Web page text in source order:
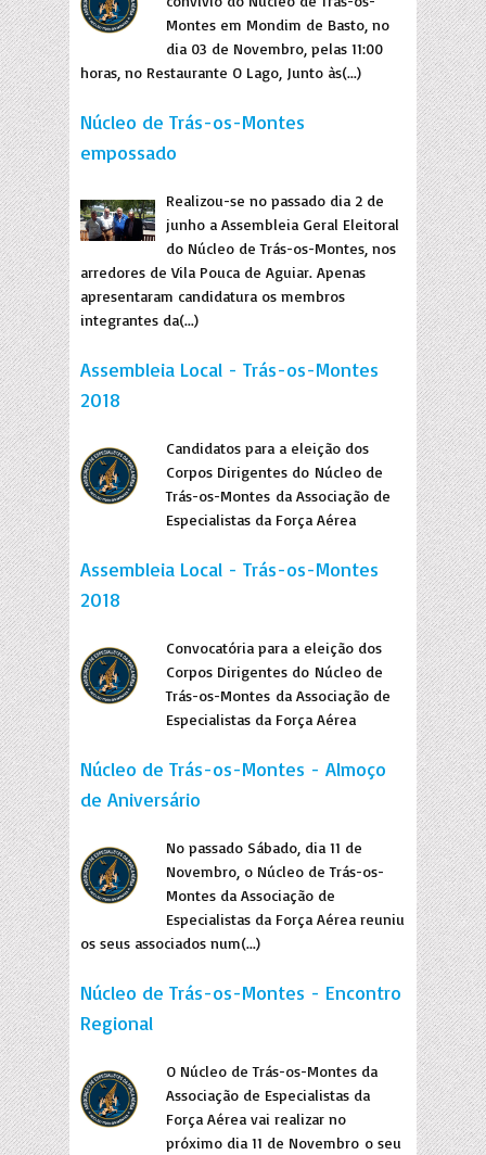
Montes em Mondim de Basto, no
dia 03 de Novembro, pelas 11:00
horas, no Restaurante O Lago, Junto às(...)
Núcleo de Trás-os-Montes
empossado
Realizou-se no passado dia 2 de
junho a Assembleia Geral Eleitoral
do Núcleo de Trás-os-Montes, nos
arredores de Vila Pouca de Aguiar. Apenas
apresentaram candidatura os membros
integrantes da(...)
Assembleia Local - Trás-os-Montes
2018
Candidatos para a eleição dos
Corpos Dirigentes do Núcleo de
Trás-os-Montes da Associação de
Especialistas da Força Aérea
Assembleia Local - Trás-os-Montes
2018
Convocatória para a eleição dos
Corpos Dirigentes do Núcleo de
Trás-os-Montes da Associação de
Especialistas da Força Aérea
Núcleo de Trás-os-Montes - Almoço
de Aniversário
No passado Sábado, dia 11 de
Novembro, o Núcleo de Trás-os-
Montes da Associação de
Especialistas da Força Aérea reuniu
os seus associados num(...)
Núcleo de Trás-os-Montes - Encontro
Regional
O Núcleo de Trás-os-Montes da
Associação de Especialistas da
Força Aérea vai realizar no
próximo dia 11 de Novembro o seu